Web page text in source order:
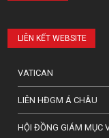
LIÊN KẾT WEBSITE
VATICAN
LIÊN HĐGM Á CHÂU
HỘI ĐỒNG GIÁM MỤC